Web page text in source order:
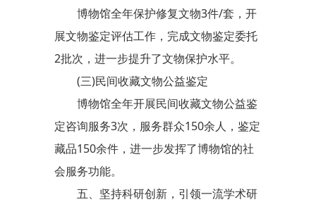
博物馆全年保护修复文物3件/套，开
展文物鉴定评估工作，完成文物鉴定委托
2批次，进一步提升了文物保护水平。
(三)民间收藏文物公益鉴定
博物馆全年开展民间收藏文物公益鉴
定咨询服务3次，服务群众150余人，鉴定
藏品150余件，进一步发挥了博物馆的社
会服务功能。
五、坚持科研创新，引领一流学术研